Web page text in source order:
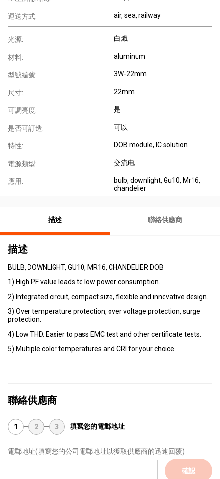
運送方式: air, sea, railway
光源: 白熾
材料: aluminum
型號編號: 3W-22mm
尺寸: 22mm
可調亮度: 是
是否可訂造: 可以
特性: DOB module, IC solution
電源類型: 交流电
應用:
bulb, downlight, Gu10, Mr16,
chandelier
描述 聯絡供應商
描述
BULB, DOWNLIGHT, GU10, MR16, CHANDELIER DOB
1) High PF value leads to low power consumption.
2) Integrated circuit, compact size, flexible and innovative design.
3) Over temperature protection, over voltage protection, surge
protection.
4) Low THD. Easier to pass EMC test and other certificate tests.
5) Multiple color temperatures and CRI for your choice.
聯絡供應商
1 2 3 填寫您的電郵地址
電郵地址(填寫您的公司電郵地址以獲取供應商的迅速回覆)
確認